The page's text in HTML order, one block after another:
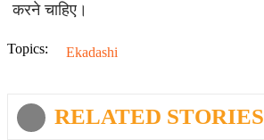
करने चाहिए।
Topics: Ekadashi
RELATED STORIES